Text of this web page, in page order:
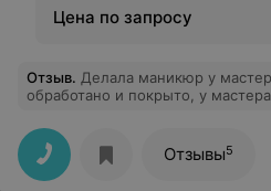
Цена по запросу
Отзыв. Делала маникюр у
обработано и покрыто, у
довольна
Отзывы5